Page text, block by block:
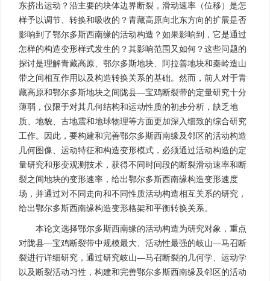
东挤出运动？沿主要的块体边界断裂，滑动速率（位移）是怎
样予以调节、转换和吸收的？青藏高原向北东方向的扩展是否
影响到了鄂尔多斯西南缘的活动构造？如果影响到，它是通过
怎样的构造变形样式发生的？其影响范围又如何？这些问题的
探讨是理解青藏高原、鄂尔多斯地块、阿拉善地块和秦岭造山
带之间相互作用以及构造转换关系的基础。然而，前人对于青
藏高原和鄂尔多斯地块之间陇县—宝鸡断裂带的定量研究十分
薄弱，仅限于对其几何结构和运动性质的初步分析，缺乏地
质、地貌、古地震和地球物理等方面更加深入细致的综合研究
工作。因此，要构建和完善鄂尔多斯西南缘及邻区的活动构造
几何图像、运动特征和构造变形模式，必须通过活动构造的定
量研究和形变观测技术，获得不同时间段的断裂滑动速率和断
裂之间地块的变形速率，给出鄂尔多斯西南缘构造变形速度
场，并通过对不同走向和不同性质活动构造相互关系的研究，
给出鄂尔多斯西南缘构造变形格架和平衡转换关系。
本论文选择鄂尔多斯西南缘的活动构造为研究对象，重点
对陇县—宝鸡断裂带中规模最大、活动性最强的岐山—马召断
裂进行详细研究，通过研究岐山—马召断裂的几何学、运动学
以及断裂活动习性，构建和完善鄂尔多斯西南缘及邻区的活动